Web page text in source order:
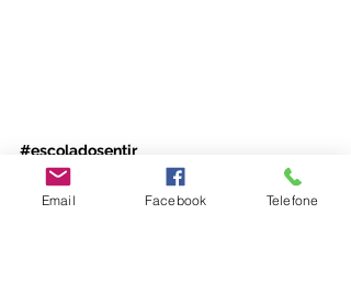
#escoladosentir
Emoções
AdultosEmail Facebook Telefone